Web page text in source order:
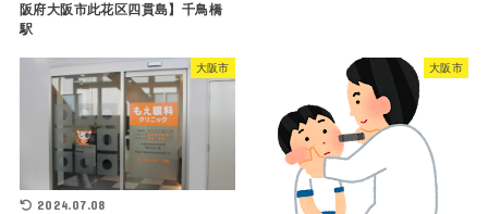
阪府大阪市此花区四貫島】千鳥橋
駅
大阪市
2024.07.08
大阪市